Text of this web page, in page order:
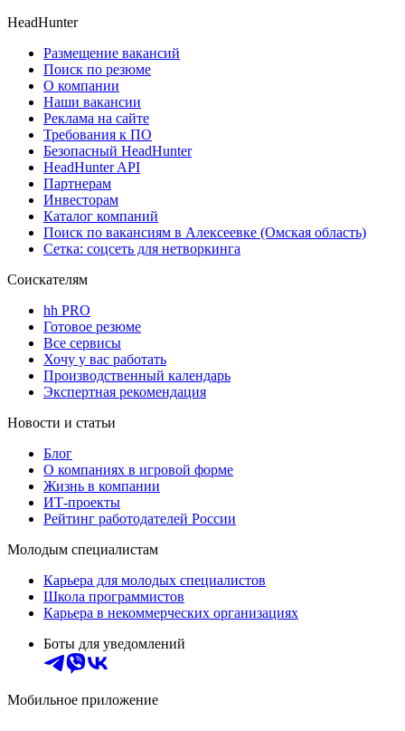
HeadHunter
Размещение вакансий
Поиск по резюме
О компании
Наши вакансии
Реклама на сайте
Требования к ПО
Безопасный HeadHunter
HeadHunter API
Партнерам
Инвесторам
Каталог компаний
Поиск по вакансиям в Алексеевке (Омская область)
Сетка: соцсеть для нетворкинга
Соискателям
hh PRO
Готовое резюме
Все сервисы
Хочу у вас работать
Производственный календарь
Экспертная рекомендация
Новости и статьи
Блог
О компаниях в игровой форме
Жизнь в компании
ИТ-проекты
Рейтинг работодателей России
Молодым специалистам
Карьера для молодых специалистов
Школа программистов
Карьера в некоммерческих организациях
Боты для уведомлений
Мобильное приложение